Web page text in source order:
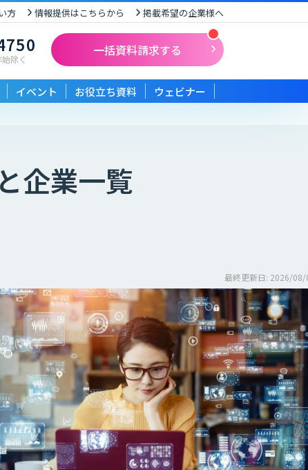
方 情報提供はこちらから 掲載希望の企業様へ
除く
一括資料請求する
イベント お役立ち資料 ウェビナー
企業一覧
最終更新日: 2026/08/